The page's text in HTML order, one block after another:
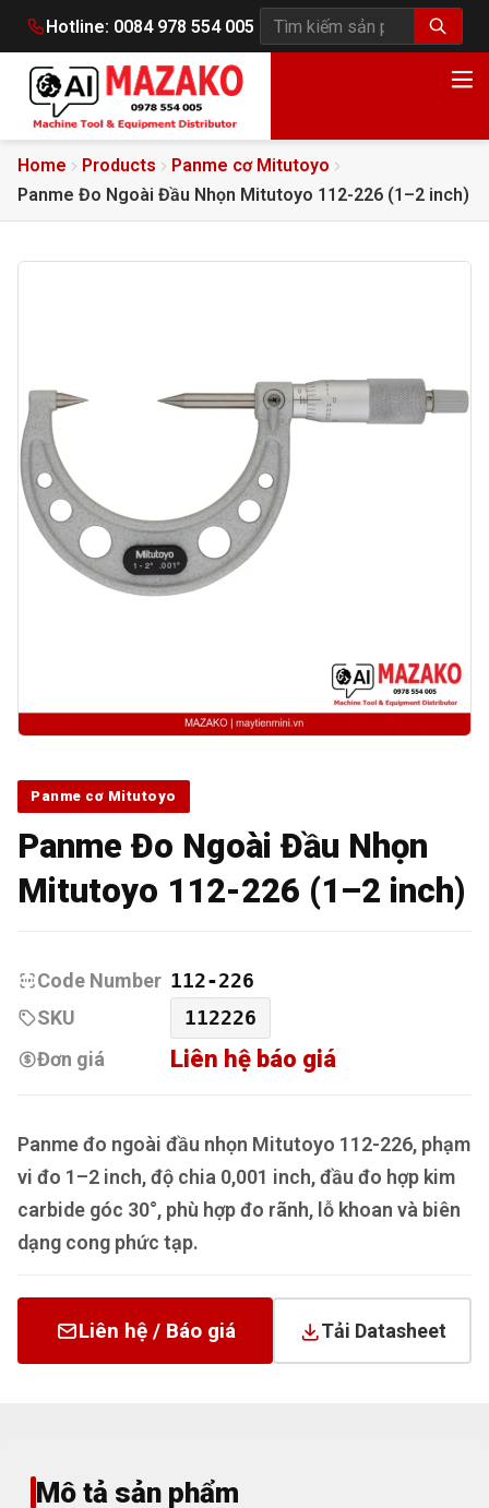
Hotline: 0084 978 554 005
Tìm kiếm sản phẩm
Home Products
Panme cơ Mitutoyo
Panme Đo Ngoài Đầu Nhọn Mitutoyo 112-226 (1–2 inch)
Panme cơ Mitutoyo
Panme Đo Ngoài Đầu Nhọn
Mitutoyo 112-226 (1–2 inch)
Code Number 112-226
SKU
112226
Đơn giá
Liên hệ báo giá
Panme đo ngoài đầu nhọn Mitutoyo 112-226, phạm
vi đo 1–2 inch, độ chia 0,001 inch, đầu đo hợp kim
carbide góc 30°, phù hợp đo rãnh, lỗ khoan và biên
dạng cong phức tạp.
Liên hệ / Báo giá Tải Datasheet
Mô tả sản phẩm